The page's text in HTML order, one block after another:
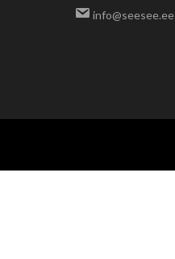
info@seesee.ee